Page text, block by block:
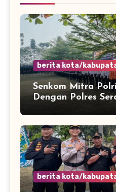
berita kota/
Senkom Mitra
Dengan Polres
Rangka Apel
berita kota/